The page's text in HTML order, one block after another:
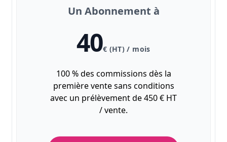
Un Abonnement à
40€ (HT) / mois
100 % des commissions dès la
première vente sans conditions
avec un prélèvement de 450 € HT
/ vente.